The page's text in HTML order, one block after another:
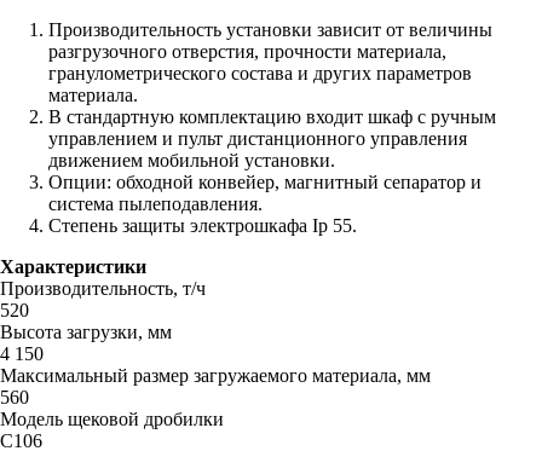
Производительность установки зависит от величины
разгрузочного отверстия, прочности материала,
гранулометрического состава и других параметров
материала.
В стандартную комплектацию входит шкаф с ручным
управлением и пульт дистанционного управления
движением мобильной установки.
Опции: обходной конвейер, магнитный сепаратор и
система пылеподавления.
Степень защиты электрошкафа Ip 55.
Характеристики
Производительность, т/ч
520
Высота загрузки, мм
4 150
Максимальный размер загружаемого материала, мм
560
Модель щековой дробилки
C106